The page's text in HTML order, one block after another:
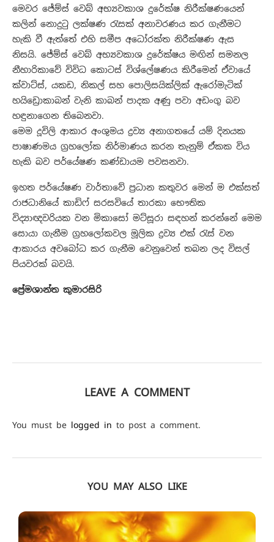
මෙවර ජේම්ස් වෙබ් අභ්‍යවකාශ දුරේක්ෂ නිරීක්ෂණයෙන්
කලින් නොදුටු ලක්ෂණ රැසක් අනාවරණය කර ගැනීමට
හැකි වී ඇත්තේ එහි සමීප අධෝරක්ත නිරීක්ෂණ ඇස
නිසයි. ජේම්ස් වෙබ් අභ්‍යවකාශ දුරේක්ෂය මඟින් සමනල
නීහාරිකාවේ විවිධ කොටස් විශ්ලේෂණය කිරීමෙන් ඒවායේ
ක්වාට්ස්, යකඩ, නිකල් සහ පොලිසයික්ලික් ඇරෝමැටික්
හයිඩ්‍රොකාබන් වැනි කාබන් පාදක අණු පවා අඩංගු බව
හඳුනාගෙන තිබෙනවා.
මෙම දූවිලි ආකාර අංශුමය ද්‍රව්‍ය අනාගතයේ යම් දිනයක
පාෂාණමය ග්‍රහලෝක නිර්මාණය කරන තැනුම් ඒකක විය
හැකි බව පර්යේෂණ කණ්ඩායම පවසනවා.
ඉහත පර්යේෂණ වාර්තාවේ ප්‍රධාන කතුවර මෙන් ම එක්සත්
රාජධානියේ කාඩිෆ් සරසවියේ තාරකා භෞතික
විද්‍යාඥවරියක වන මිකාසෝ මට්සූරා සඳහන් කරන්නේ මෙම
සොයා ගැනීම ග්‍රහලෝකවල මූලික ද්‍රව්‍ය එක්‍ රැස් වන
ආකාරය අවබෝධ කර ගැනීම වෙනුවෙන් තබන ලද විසල්
පියවරක් බවයි.
ප්‍රේමශාන්ත කුමාරසිරි
LEAVE A COMMENT
You must be logged in to post a comment.
YOU MAY ALSO LIKE